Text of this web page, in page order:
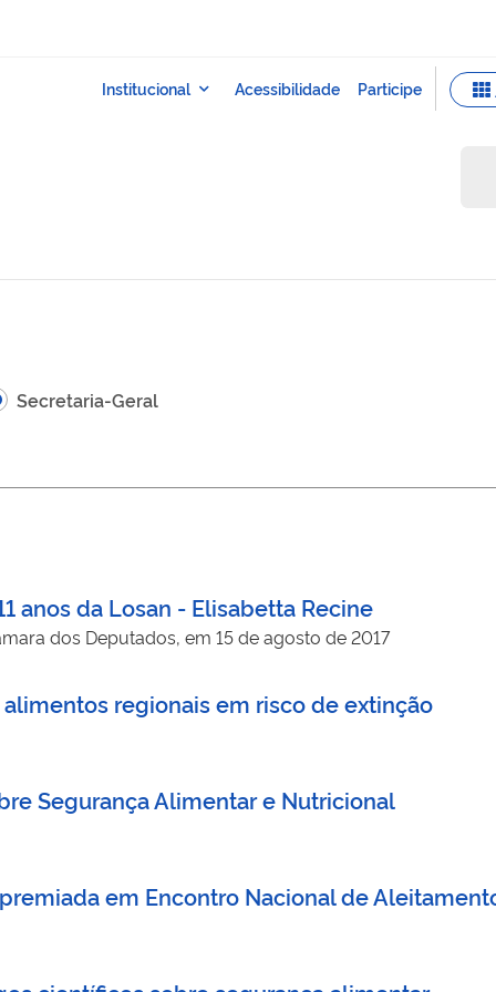
Secretaria-Geral
anos da Losan - Elisabetta Recine
dos Deputados, em 15 de agosto de 2017
regionais em risco de extinção
Segurança Alimentar e Nutricional
em Encontro Nacional de